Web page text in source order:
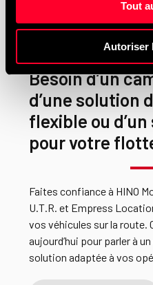
Tout
Autoriser
Besoin d’un
d’une solution
flexible ou
pour votre
Faites confiance à HINO
U.T.R. et Empress
vos véhicules sur la route.
aujourd’hui pour parler à
solution adaptée à vos